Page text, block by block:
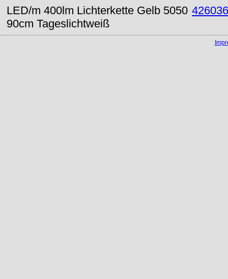
LED/m 400lm Lichterkette Gelb 5050
90cm Tageslichtweiß